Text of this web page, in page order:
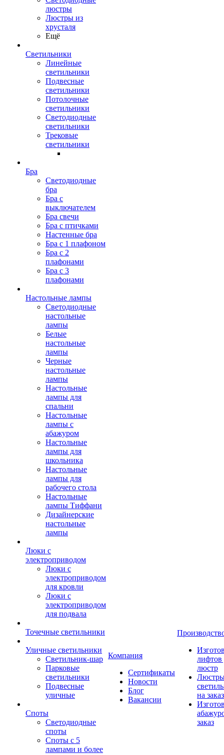
люстры
Люстры из
хрусталя
Ещё
Светильники
Линейные
светильники
Подвесные
светильники
Потолочные
светильники
Светодиодные
светильники
Трековые
светильники
Бра
Светодиодные
бра
Бра с
выключателем
Бра свечи
Бра с птичками
Настенные бра
Бра с 1 плафоном
Бра с 2
плафонами
Бра с 3
плафонами
Настольные лампы
Светодиодные
настольные
лампы
Белые
настольные
лампы
Черные
настольные
лампы
Настольные
лампы для
спальни
Настольные
лампы с
абажуром
Настольные
лампы для
школьника
Настольные
лампы для
рабочего стола
Настольные
лампы Тиффани
Дизайнерские
настольные
лампы
Люки с
электроприводом
Люки с
электроприводом
для кровли
Люки с
электроприводом
для подвала
Точечные светильники
Уличные светильники
Светильник-шар
Парковые
светильники
Подвесные
уличные
Споты
Светодиодные
споты
Споты с 5
лампами и более
Компания
Сертификаты
Новости
Блог
Вакансии
лифтов
люстр
на заказ
заказ